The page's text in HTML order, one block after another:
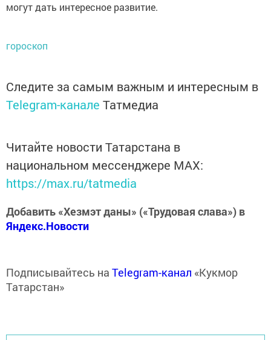
могут дать интересное развитие.
гороскоп
Следите за самым важным и интересным в
Telegram-канале Татмедиа
Читайте новости Татарстана в
национальном мессенджере MАХ:
https://max.ru/tatmedia
Добавить «Хезмэт даны» («Трудовая слава») в
Яндекс.Новости
Подписывайтесь на Telegram-канал «Кукмор
Татарстан»